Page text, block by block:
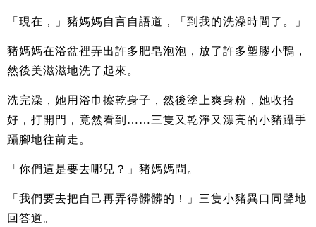
「現在，」豬媽媽自言自語道，「到我的洗澡時間了。」
豬媽媽在浴盆裡弄出許多肥皂泡泡，放了許多塑膠小鴨，
然後美滋滋地洗了起來。
洗完澡，她用浴巾擦乾身子，然後塗上爽身粉，她收拾
好，打開門，竟然看到……三隻又乾淨又漂亮的小豬躡手
躡腳地往前走。
「你們這是要去哪兒？」豬媽媽問。
「我們要去把自己再弄得髒髒的！」三隻小豬異口同聲地
回答道。